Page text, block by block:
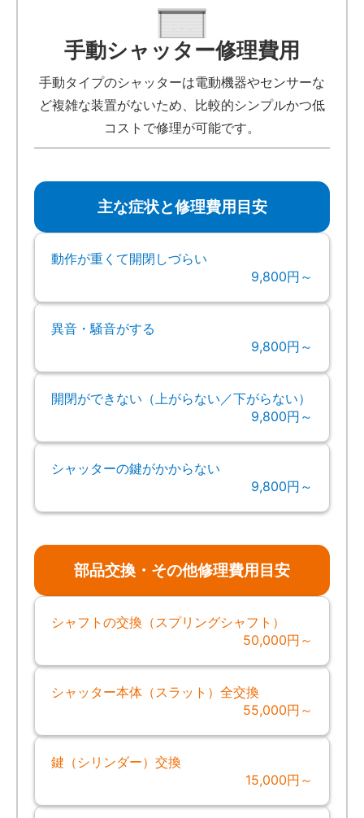
手動シャッター修理費用
手動タイプのシャッターは電動機器やセンサーな
ど複雑な装置がないため、比較的シンプルかつ低
コストで修理が可能です。
主な症状と修理費用目安
動作が重くて開閉しづらい
9,800円～
異音・騒音がする
9,800円～
開閉ができない（上がらない／下がらない）
9,800円～
シャッターの鍵がかからない
9,800円～
部品交換・その他修理費用目安
シャフトの交換（スプリングシャフト）
50,000円～
シャッター本体（スラット）全交換
55,000円～
鍵（シリンダー）交換
15,000円～